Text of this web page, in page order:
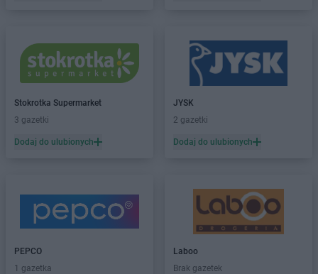
Stokrotka Supermarket
3 gazetki
Dodaj do ulubionych
JYSK
2 gazetki
Dodaj do ulubionych
PEPCO
1 gazetka
Laboo
Brak gazetek